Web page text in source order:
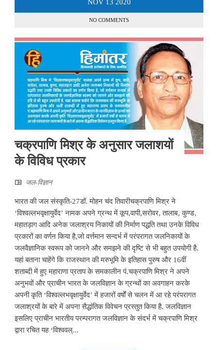
NOV 13 2020
NO COMMENTS
चक्रपाणि मिश्र के अनुसार जलाशयों
के विविध प्रकार
जल-विज्ञान
भारत की जल संस्कृति-27डॉ. मोहन चंद तिवारीचक्रपाणि मिश्र ने
‘विश्वल्लभवृक्षायुर्वेद’ नामक अपने ग्रन्थ में कूप,वापी,सरोवर, तालाब‚ कुण्ड‚
महातड़ाग आदि अनेक जलाश्रय निकायों की निर्माण पद्धति तथा उनके विविध
प्रकारों का वर्णन किया है,जो वर्त्तमान सन्दर्भ में परंपरागत जलनिकायों के
जलवैज्ञानिक स्वरूप को जानने और समझने की दृष्टि से भी बहुत उपयोगी है.
यहां बताना चाहेंगे कि राजस्थान की मरुभूमि के इतिहास पुरुष और 16वीं
शताब्दी में हुए महाराणा प्रताप के समकालीन पं.चक्रपाणि मिश्र ने अपने
अनुभवों और प्राचीन भारत के जलविज्ञान के ग्रन्थों का अवगाहन करके
अपनी कृति ‘विश्वल्लभवृक्षायुर्वेद’ में हजारों वर्षों से चलन में आ रहे परंपरागत
जलाश्रयों के बारे में अपना सैद्धांतिक विवेचन प्रस्तुत किया है. जलविज्ञान
इसलिए प्राचीन भारतीय परम्परागत जलविज्ञान के संदर्भ में चक्रपाणि मिश्र
द्वारा रचित यह ‘विश्ववल्...